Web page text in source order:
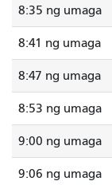
8:35 ng umaga
8:41 ng umaga
8:47 ng umaga
8:53 ng umaga
9:00 ng umaga
9:06 ng umaga